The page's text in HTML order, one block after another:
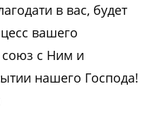
в вас, будет
вашего
союз с Ним и
нашего Господа!